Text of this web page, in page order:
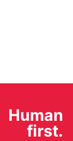
Human
first.